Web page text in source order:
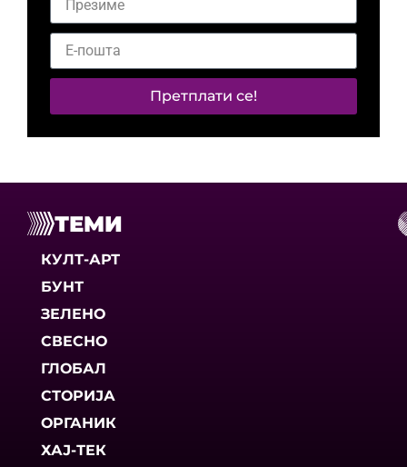
Претплати се!
ТЕМИ
КУЛТ-АРТ
БУНТ
ЗЕЛЕНО
СВЕСНО
ГЛОБАЛ
СТОРИЈА
ОРГАНИК
ХАЈ-ТЕК